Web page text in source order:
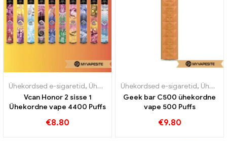
Ühekordsed e-sigaretid, Ühekordsed e-sigaretid Austria ,
Vcan Honor 2 sisse 1
Ühekordne vape 4400 Puffs
€8.80
Ühekordsed e-sigaretid, Ühekordsed e-sigaretid Leedu
Geek bar C500 ühekordne
vape 500 Puffs
€9.80